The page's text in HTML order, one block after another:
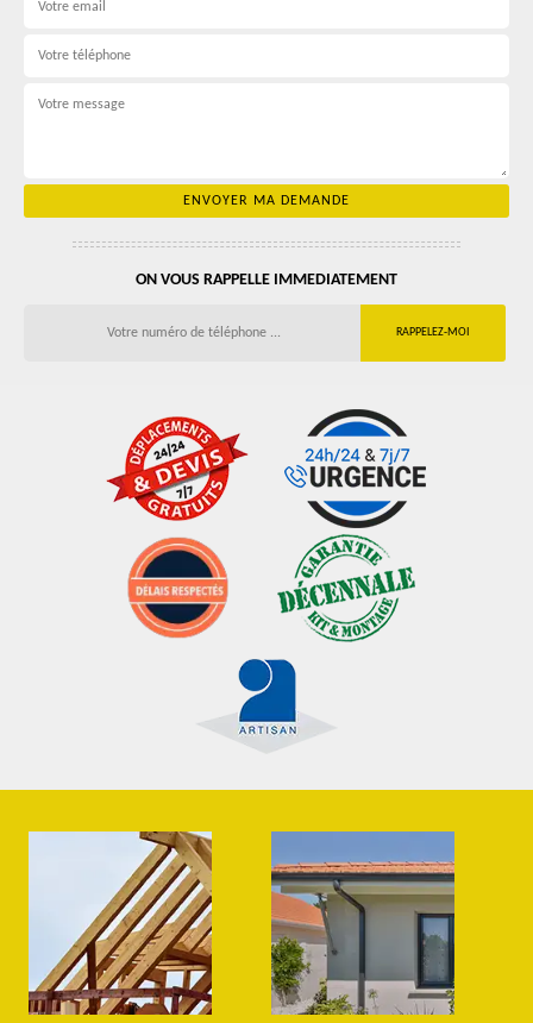
ON VOUS RAPPELLE IMMEDIATEMENT